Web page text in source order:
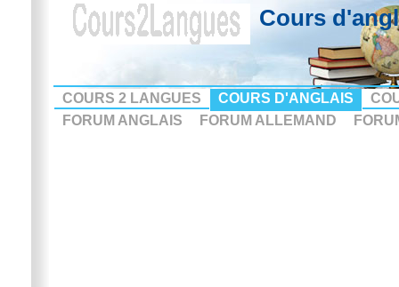
Cours
COURS 2 LANGUES COURS D'ANGLAIS
FORUM ANGLAIS
FORUM ALLEMAND